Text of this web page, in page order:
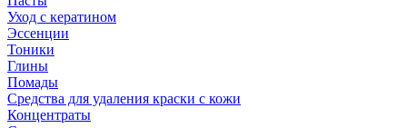
Уход с кератином
Эссенции
Тоники
Глины
Помады
Средства для удаления краски с кожи
Концентраты